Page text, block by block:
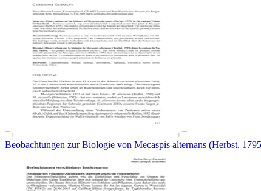
Beobachtungen zur Biologie von Mecaspis alternans (Herbst, 1795